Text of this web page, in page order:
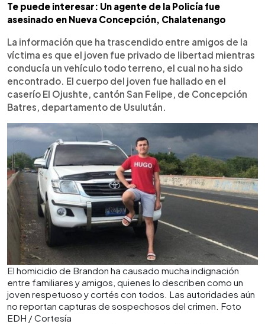
Te puede interesar: Un agente de la Policía fue
asesinado en Nueva Concepción, Chalatenango
La información que ha trascendido entre amigos de la
víctima es que el joven fue privado de libertad mientras
conducía un vehículo todo terreno, el cual no ha sido
encontrado. El cuerpo del joven fue hallado en el
caserío El Ojushte, cantón San Felipe, de Concepción
Batres, departamento de Usulután.
El homicidio de Brandon ha causado mucha indignación
entre familiares y amigos, quienes lo describen como un
joven respetuoso y cortés con todos. Las autoridades aún
no reportan capturas de sospechosos del crimen. Foto
EDH / Cortesía